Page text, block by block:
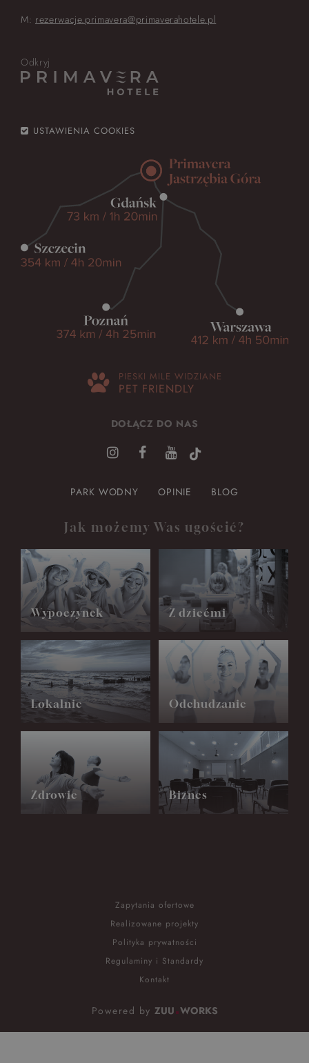
M: rezerwacje.primavera@primaverahotele.pl
Odkryj
USTAWIENIA COOKIES
PIESKI MILE WIDZIANE
PET FRIENDLY
DOŁĄCZ DO NAS
PARK WODNY OPINIE BLOG
Jak możemy Was ugościć?
Wypoczynek Z dziećmi
Lokalnie Odchudzanie
Zdrowie Biznes
Zapytania ofertowe
Realizowane projekty
Polityka prywatności
Regulaminy i Standardy
Kontakt
Powered by ZUU WORKS